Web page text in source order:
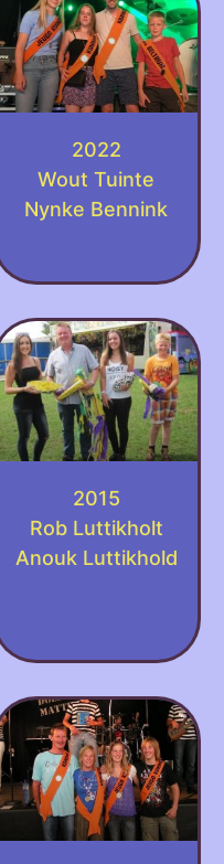
2022
Wout Tuinte
Nynke Bennink
2015
Rob Luttikholt
Anouk Luttikhold